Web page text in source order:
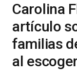
Carolina
artículo
familias
al